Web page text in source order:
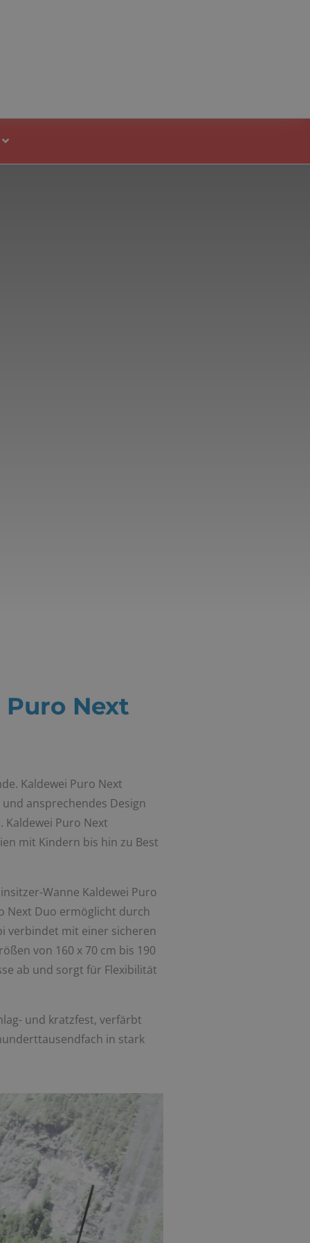
Next
Kaldewei Puro Next
ansprechendes Design
Puro Next
mit Kindern bis hin zu Best
Wanne Kaldewei Puro
Next Duo ermöglicht durch
verbindet mit einer sicheren
von 160 x 70 cm bis 190
ab und sorgt für Flexibilität
und kratzfest, verfärbt
in stark